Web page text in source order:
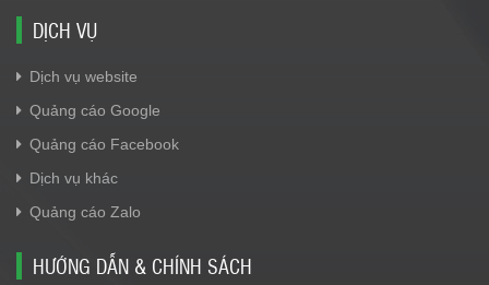
DỊCH VỤ
Dịch vụ website
Quảng cáo Google
Quảng cáo Facebook
Dịch vụ khác
Quảng cáo Zalo
HƯỚNG DẪN & CHÍNH SÁCH